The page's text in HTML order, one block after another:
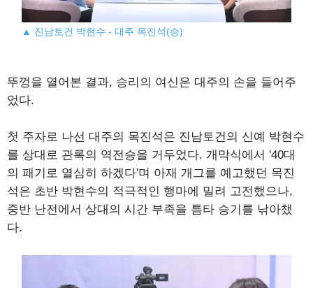
▲ 진남토건 박현수 - 대주 목진석(승)
뚜껑을 열어본 결과, 승리의 여신은 대주의 손을 들어주
었다.
첫 주자로 나선 대주의 목진석은 진남토건의 신예 박현수
를 상대로 관록의 역전승을 거두었다. 개막식에서 '40대
의 패기로 열심히 하겠다'며 아재 개그를 예고했던 목진
석은 초반 박현수의 적극적인 행마에 밀려 고전했으나,
중반 난전에서 상대의 시간 부족을 틈타 승기를 낚아챘
다.